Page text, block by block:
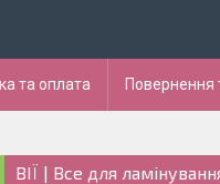
та оплата Повернення
ВІЇ | Все для